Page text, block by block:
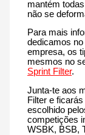
mantém
não se
Para mais
dedicamos
empresa, os
mesmos no
Sprint Filter.
Junta-te aos
Filter e
escolhido
competições
WSBK, BSB,